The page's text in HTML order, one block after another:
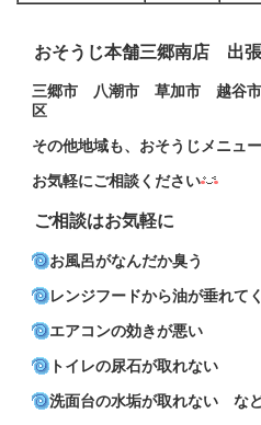
おそうじ本舗三郷南店 出
三郷市 八潮市 草加市 越谷
区
その他地域も、おそうじメニュ
お気軽にご相談ください
ご相談はお気軽に
お風呂がなんだか臭う
レンジフードから油が垂れて
エアコンの効きが悪い
トイレの尿石が取れない
洗面台の水垢が取れない な